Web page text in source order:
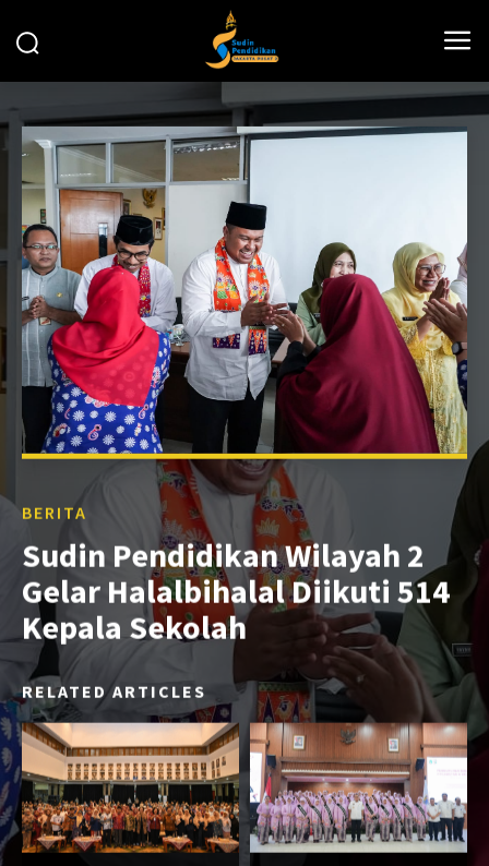
BERITA
Sudin Pendidikan Wilayah 2
Gelar Halalbihalal Diikuti 514
Kepala Sekolah
RELATED ARTICLES